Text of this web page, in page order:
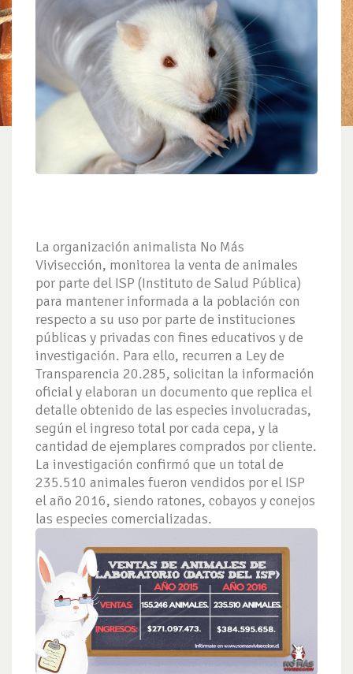
La organización animalista No Más
Vivisección, monitorea la venta de animales
por parte del ISP (Instituto de Salud Pública)
para mantener informada a la población con
respecto a su uso por parte de instituciones
públicas y privadas con fines educativos y de
investigación. Para ello, recurren a Ley de
Transparencia 20.285, solicitan la información
oficial y elaboran un documento que replica el
detalle obtenido de las especies involucradas,
según el ingreso total por cada cepa, y la
cantidad de ejemplares comprados por cliente.
La investigación confirmó que un total de
235.510 animales fueron vendidos por el ISP
el año 2016, siendo ratones, cobayos y conejos
las especies comercializadas.